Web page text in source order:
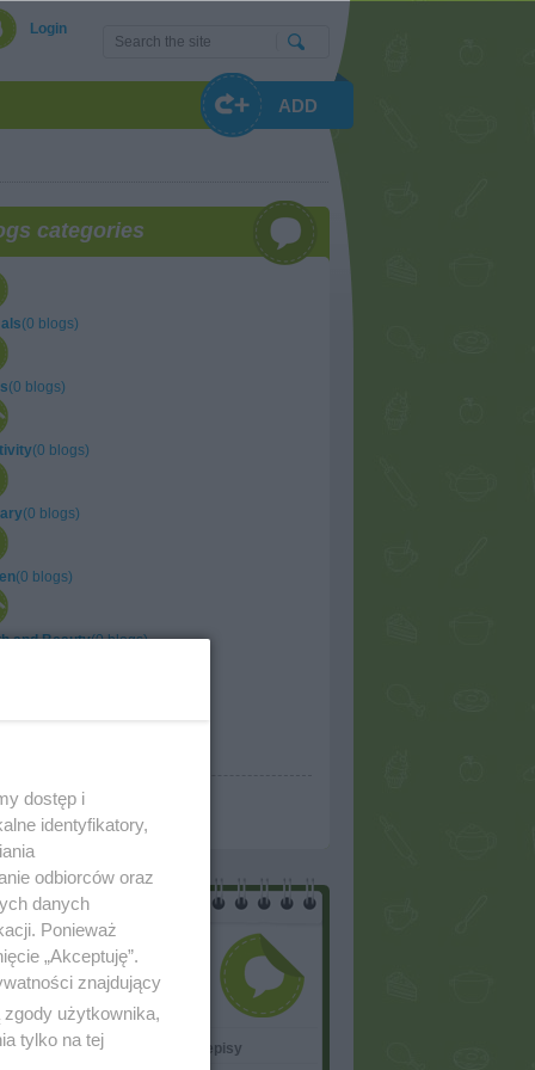
Login
ADD
categories
(0 blogs)
(0 blogs)
(0 blogs)
(0 blogs)
(0 blogs)
and Beauty(0 blogs)
your own blog
Recomended
blogs
w garnku
Moje przepisy
dostęp i
identyfikatory,
odbiorców oraz
danych
Ponieważ
„Akceptuję”.
znajdujący
użytkownika,
tylko na tej